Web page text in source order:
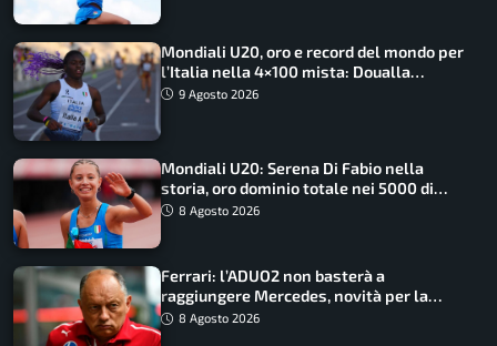
Mondiali U20, oro e record del mondo per
l’Italia nella 4×100 mista: Doualla
straordinaria
9 Agosto 2026
Mondiali U20: Serena Di Fabio nella
storia, oro dominio totale nei 5000 di
marcia
8 Agosto 2026
Ferrari: l’ADUO2 non basterà a
raggiungere Mercedes, novità per la
Macarena
8 Agosto 2026